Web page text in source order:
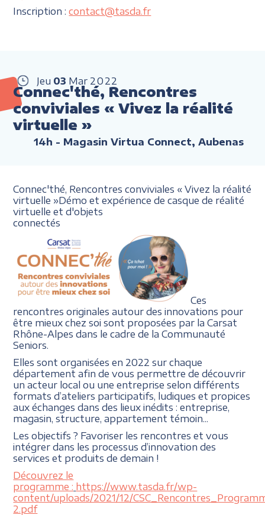
Inscription :contact@tasda.fr
Jeu 03 Mar 2022
Connec'thé, Rencontres
conviviales « Vivez la réalité
virtuelle »
14h - Magasin Virtua Connect, Aubenas
Connec'thé, Rencontres conviviales « Vivez la réalité
virtuelle »Démo et expérience de casquede réalité
virtuelle et d'objets
connectés
Ces
rencontres originales autour des innovations pour
être mieux chez soi sont proposées par la Carsat
Rhône-Alpes dans le cadre de la Communauté
Seniors.
Elles sont organisées en 2022 sur chaque
département afin de vous permettre de découvrir
un acteur local ou une entreprise selon différents
formats d’ateliers participatifs, ludiques et propices
aux échanges dans des lieux inédits : entreprise,
magasin, structure, appartement témoin...
Les objectifs ? Favoriser les rencontres et vous
intégrer dans les processus d’innovation des
services et produits de demain !
Découvrez le
programme : https://www.tasda.fr/wp-
content/uploads/2021/12/
2.pdf